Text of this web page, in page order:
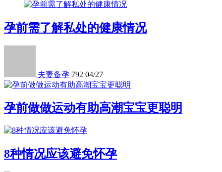
孕前需了解私处的健康情况
夫妻备孕 792 04/27
孕前做做运动有助高潮宝宝更聪明
8种情况应该避免怀孕